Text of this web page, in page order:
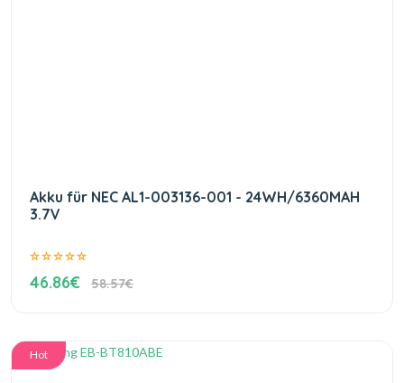
Akku für NEC AL1-003136-001 - 24WH/6360MAH
3.7V
46.86€ 58.57€
Hot